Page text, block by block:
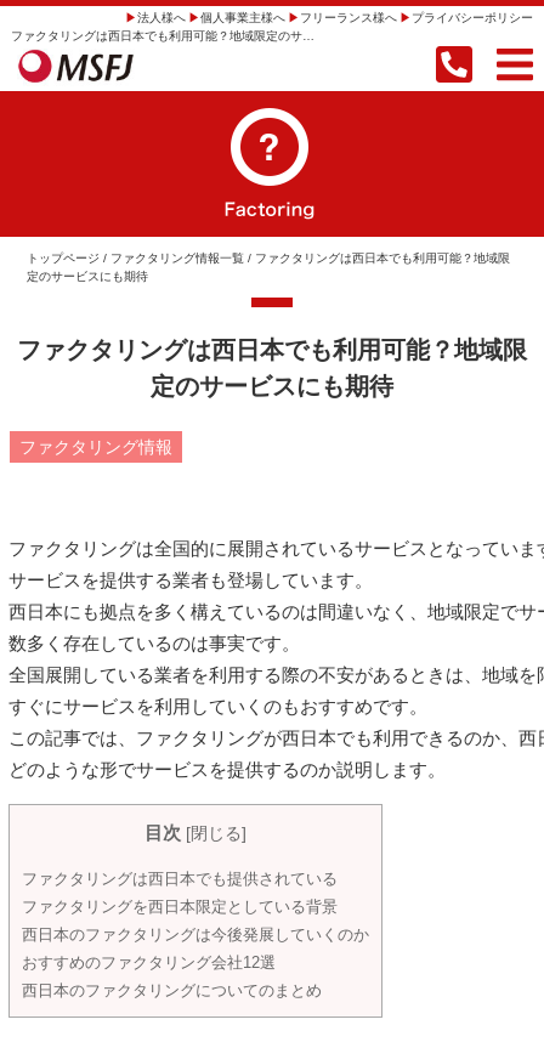
ファクタリングは西日本でも利用可能？地域限定のサービスにも期待 | 【即日振込】事業者向けファクタリングならMSFJ株式会社
法人様へ 個人事業主様へ フリーランス様へ プライバシーポリシー
トップページ / ファクタリング情報一覧 / ファクタリングは西日本でも利用可能？地域限
定のサービスにも期待
ファクタリングは西日本でも利用可能？地域限
定のサービスにも期待
ファクタリング情報
ファクタリングは全国的に展開されているサービスとなってい
サービスを提供する業者も登場しています。
西日本にも拠点を多く構えているのは間違いなく、地域限定で
数多く存在しているのは事実です。
全国展開している業者を利用する際の不安があるときは、地域
すぐにサービスを利用していくのもおすすめです。
この記事では、ファクタリングが西日本でも利用できるのか、
どのような形でサービスを提供するのか説明します。
目次 [閉じる]
ファクタリングは西日本でも提供されている
ファクタリングを西日本限定としている背景
西日本のファクタリングは今後発展していくのか
おすすめのファクタリング会社12選
西日本のファクタリングについてのまとめ